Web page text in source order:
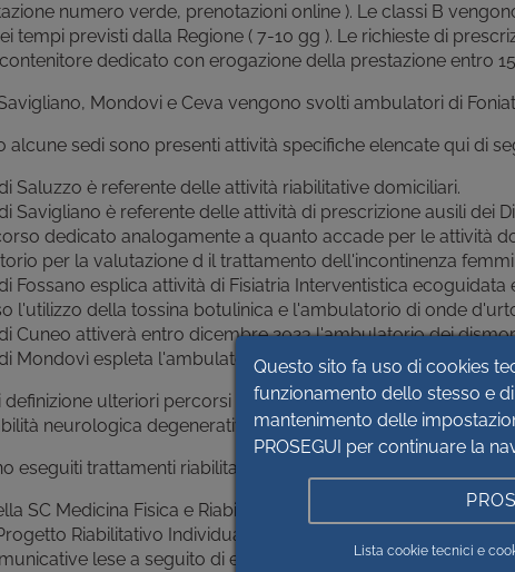
numero verde, prenotazioni online ). Le classi B
tempi previsti dalla Regione ( 7-10 gg ). Le richieste di
dedicato con erogazione della prestazione entro
Mondovi e Ceva vengono svolti ambulatori di
alcune sedi sono presenti attività specifiche elencate qui di
Saluzzo è referente delle attività riabilitative domiciliari.
Savigliano è referente delle attività di prescrizione ausili dei
dedicato analogamente a quanto accade per le attività
per la valutazione d il trattamento dell'incontinenza
Fossano esplica attività di Fisiatria Interventistica
l'utilizzo della tossina botulinica e l'ambulatorio di onde
Cuneo attiverà entro dicembre 2023 l'ambulatorio dei
Mondovì espleta l'ambulatorio della malattia di Parkinson.
definizione ulteriori percorsi dedicati per la valutazione e la
neurologica degenerativa ed oncologica.
eseguiti trattamenti riabilitativi presso l'Hospice di Busca.
SC Medicina Fisica e Riabilitazione Area Nord consiste nel
Riabilitativo Individuale ai fini di consentire il massimo
lese a seguito di eventi lesivi, prevenendo il danno
Questo sito fa uso di cookies
funzionamento dello stesso e
mantenimento delle
PROSEGUI per continuare la
Lista cookie tecnici e